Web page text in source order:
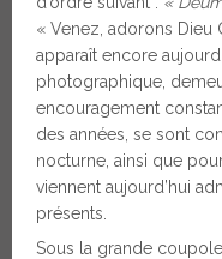
« Venez, adorons Dieu
apparaît encore
photographique,
encouragement
des années, se sont
nocturne, ainsi que
viennent aujourd’hui
présents.
Sous la grande